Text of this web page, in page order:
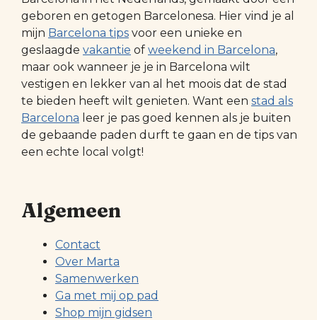
geboren en getogen Barcelonesa. Hier vind je al
mijn Barcelona tips voor een unieke en
geslaagde vakantie of weekend in Barcelona,
maar ook wanneer je je in Barcelona wilt
vestigen en lekker van al het moois dat de stad
te bieden heeft wilt genieten. Want een stad als
Barcelona leer je pas goed kennen als je buiten
de gebaande paden durft te gaan en de tips van
een echte local volgt!
Algemeen
Contact
Over Marta
Samenwerken
Ga met mij op pad
Shop mijn gidsen